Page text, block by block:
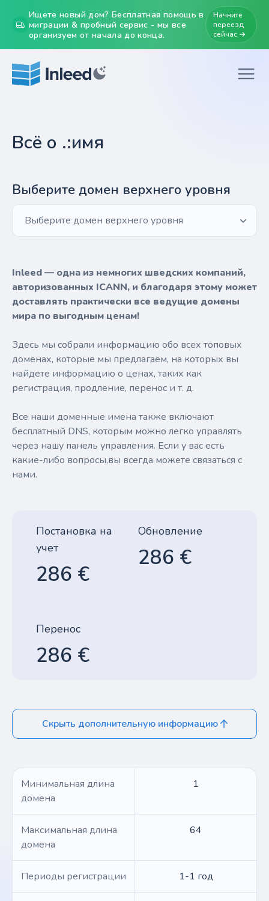
Ищете новый дом? Бесплатная помощь в
миграции & пробный сервис - мы все
организуем от начала до конца.
Начните
переезд
сейчас →
Всё о .:имя
Выберите домен верхнего уровня
Выберите домен верхнего уровня
Inleed — одна из немногих шведских компаний,
авторизованных ICANN, и благодаря этому может
доставлять практически все ведущие домены
мира по выгодным ценам!
Здесь мы собрали информацию обо всех топовых
доменах, которые мы предлагаем, на которых вы
найдете информацию о ценах, таких как
регистрация, продление, перенос и т. д.
Все наши доменные имена также включают
бесплатный DNS, которым можно легко управлять
через нашу панель управления. Если у вас есть
какие-либо вопросы,вы всегда можете связаться с
нами.
Постановка на
учет
286 €
Обновление
286 €
Перенос
286 €
Скрыть дополнительную информацию
Минимальная длина
домена
1
Максимальная длина
домена
64
Периоды регистрации 1-1 год